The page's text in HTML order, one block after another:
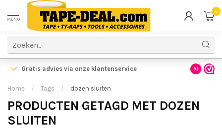
MENU
0
Gratis advies via onze klantenservice 9.1
Home / Tags / dozen sluiten
PRODUCTEN GETAGD MET DOZEN
SLUITEN